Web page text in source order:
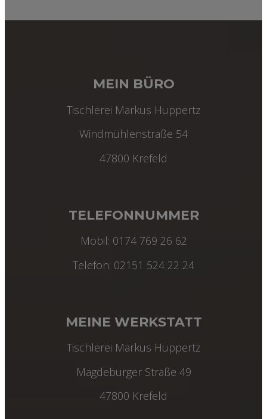
MEIN BÜRO
Tischlerei Markus Huppertz
Windmühlenstraße 54
47800 Krefeld
TELEFONNUMMER
Mobil: 0174 769 26 62
Telefon: 02151 524 22 24
MEINE WERKSTATT
Tischlerei Markus Huppertz
Magdeburger Straße 49
47800 Krefeld